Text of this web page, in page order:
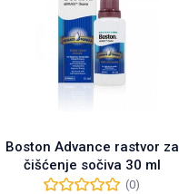
Boston Advance rastvor za
čišćenje sočiva 30 ml
(0)